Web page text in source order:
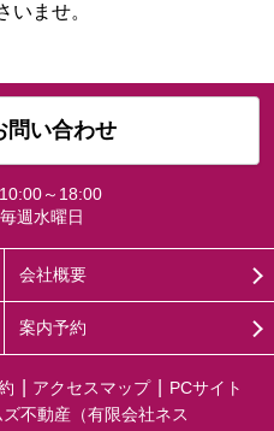
いませ。
問い合わせ
10:00～18:00
毎週水曜日
会社概要
案内予約
アクセスマップ
PCサイト
不動産（有限会社ネス